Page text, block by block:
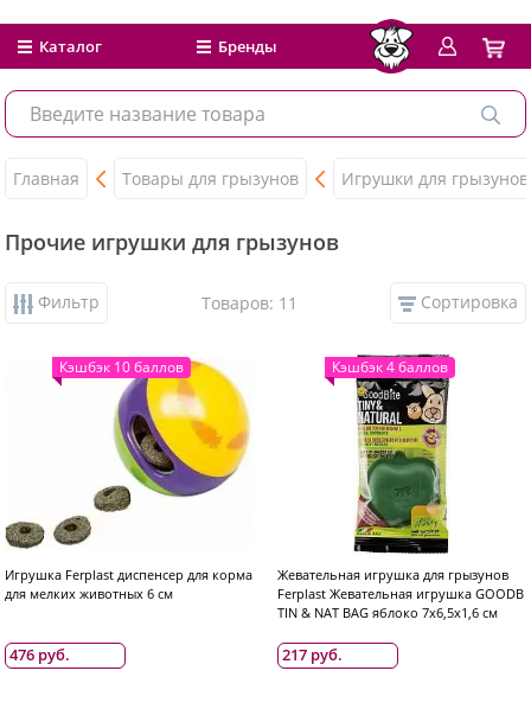
Каталог Бренды
Главная Товары для грызунов Игрушки для грызунов
Прочие игрушки для грызунов
Фильтр Товаров: 11 Сортировка
Кэшбэк 10 баллов
Игрушка Ferplast диспенсер для корма
для мелких животных 6 см
476 руб.
Кэшбэк 4 баллов
Жевательная игрушка для грызунов
Ferplast Жевательная игрушка GOODB
TIN & NAT BAG яблоко 7х6,5х1,6 см
217 руб.